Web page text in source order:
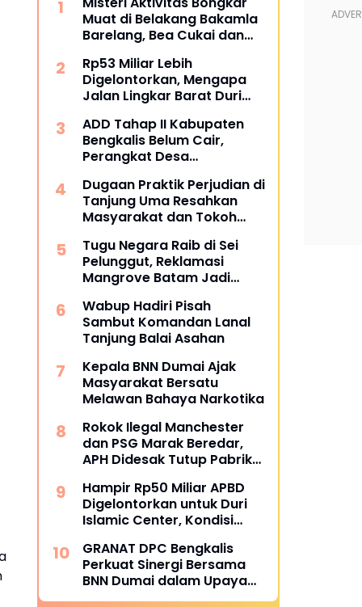
Muat di Belakang Bakamla
Barelang, Bea Cukai dan
Penindakan
Rp53 Miliar Lebih
Digelontorkan, Mengapa
Jalan Lingkar Barat Duri
Tanya?
ADD Tahap II Kabupaten
Bengkalis Belum Cair,
Perangkat Desa
Penyaluran
Dugaan Praktik Perjudian di
Tanjung Uma Resahkan
Masyarakat dan Tokoh
Tugu Negara Raib di Sei
Pelunggut, Reklamasi
Mangrove Batam Jadi
Wabup Hadiri Pisah
Sambut Komandan Lanal
Tanjung Balai Asahan
Kepala BNN Dumai Ajak
Masyarakat Bersatu
Melawan Bahaya Narkotika
Rokok Ilegal Manchester
dan PSG Marak Beredar,
APH Didesak Tutup Pabrik
Penyelundup
Hampir Rp50 Miliar APBD
Digelontorkan untuk Duri
Islamic Center, Kondisi
Publik.
GRANAT DPC Bengkalis
Perkuat Sinergi Bersama
BNN Dumai dalam Upaya
Pencegahan Narkotika